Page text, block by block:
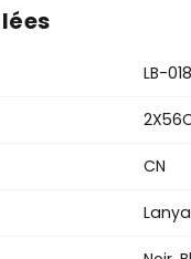
LB-
CN